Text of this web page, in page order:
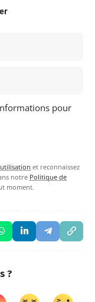
pour
et reconnaissez
notre Politique de
moment.
?